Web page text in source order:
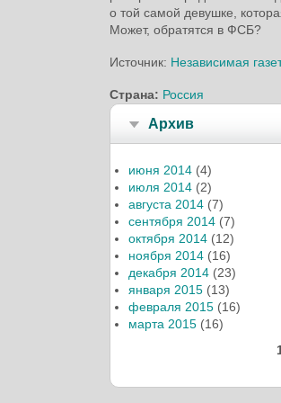
о той самой девушке,
Может, обратятся в ФСБ?
Источник: Независимая
Страна: Россия
Архив
июня 2014 (4)
июля 2014 (2)
августа 2014 (7)
сентября 2014 (7)
октября 2014 (12)
ноября 2014 (16)
декабря 2014 (23)
января 2015 (13)
февраля 2015 (16)
марта 2015 (16)